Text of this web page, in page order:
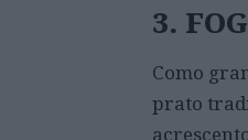
3.
Como
prato